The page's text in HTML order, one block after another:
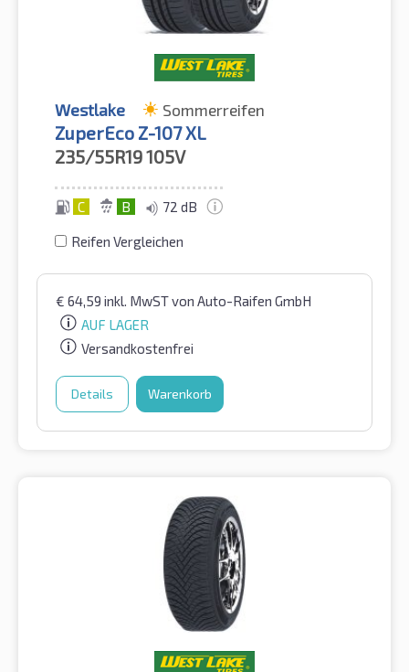
Westlake Sommerreifen
ZuperEco Z-107 XL
235/55R19105V
C B 72 dB
Reifen Vergleichen
€ 64,59 inkl. MwSTvon Auto-Raifen GmbH
AUF LAGER
Versandkostenfrei
Details Warenkorb